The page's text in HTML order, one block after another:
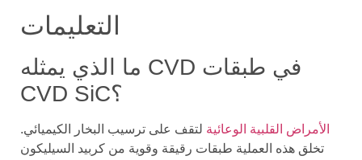
التعليمات
ما الذي يمثله CVD في طبقات
الأمراض القلبية الوعائية لتقف على ترسيب البخار الكيميائي.
تخلق هذه العملية طبقات رقيقة وقوية من كربيد السيليكون